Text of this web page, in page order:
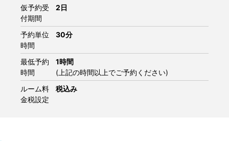
仮予約受
付期間
2日
予約単位
時間
30分
最低予約
時間
1時間
(上記の時間以上でご予約ください)
ルーム料
金税設定
税込み